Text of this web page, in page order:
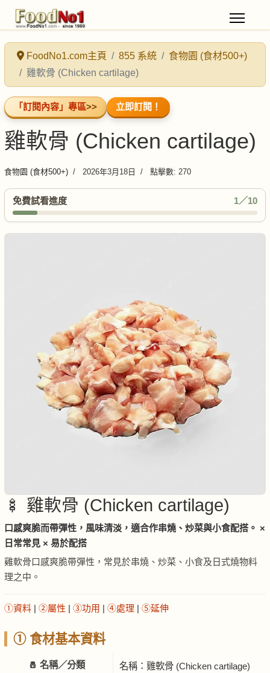
FoodNo1.com主頁 855 系統
食物園 (食材500+)
雞軟骨 (Chicken cartilage)
「訂閱內容」專區>> 立即訂閱！
雞軟骨 (Chicken cartilage)
食物園 (食材500+) 2026年3月18日 點擊數: 270
免費試看進度 1／10
🍢 雞軟骨 (Chicken cartilage)
口感爽脆而帶彈性，風味清淡，適合作串燒、炒菜與小食配搭。 ×
日常常見 × 易於配搭
雞軟骨口感爽脆帶彈性，常見於串燒、炒菜、小食及日式燒物料
理之中。
①資料 | ②屬性 | ③功用 | ④處理 | ⑤延伸
① 食材基本資料
🧂 名稱／分類
名稱：雞軟骨 (Chicken cartilage)